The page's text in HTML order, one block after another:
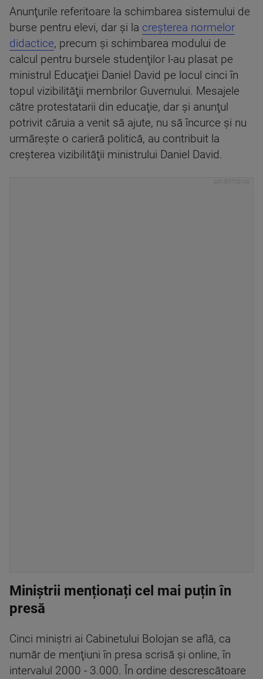
Anunţurile referitoare la schimbarea sistemului de
burse pentru elevi, dar şi la creşterea normelor
didactice, precum şi schimbarea modului de
calcul pentru bursele studenţilor l-au plasat pe
ministrul Educaţiei Daniel David pe locul cinci în
topul vizibilităţii membrilor Guvernului. Mesajele
către protestatarii din educaţie, dar şi anunţul
potrivit căruia a venit să ajute, nu să încurce şi nu
urmăreşte o carieră politică, au contribuit la
creşterea vizibilităţii ministrului Daniel David.
Miniștrii menționați cel mai puțin în
presă
Cinci miniştri ai Cabinetului Bolojan se află, ca
număr de menţiuni în presa scrisă şi online, în
intervalul 2000 - 3.000. În ordine descrescătoare